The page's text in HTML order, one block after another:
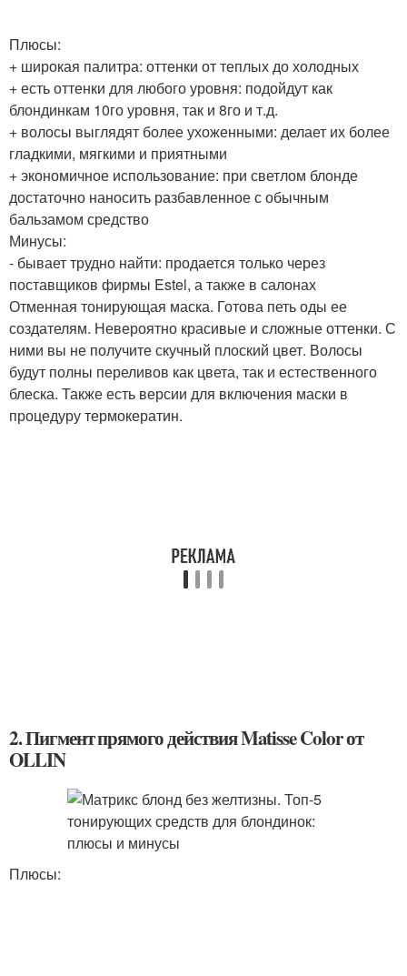
Плюсы:
+ широкая палитра: оттенки от теплых до холодных
+ есть оттенки для любого уровня: подойдут как
блондинкам 10го уровня, так и 8го и т.д.
+ волосы выглядят более ухоженными: делает их более
гладкими, мягкими и приятными
+ экономичное использование: при светлом блонде
достаточно наносить разбавленное с обычным
бальзамом средство
Минусы:
- бывает трудно найти: продается только через
поставщиков фирмы Estel, а также в салонах
Отменная тонирующая маска. Готова петь оды ее
создателям. Невероятно красивые и сложные оттенки. С
ними вы не получите скучный плоский цвет. Волосы
будут полны переливов как цвета, так и естественного
блеска. Также есть версии для включения маски в
процедуру термокератин.
2. Пигмент прямого действия Matisse Color от
OLLIN
Плюсы: